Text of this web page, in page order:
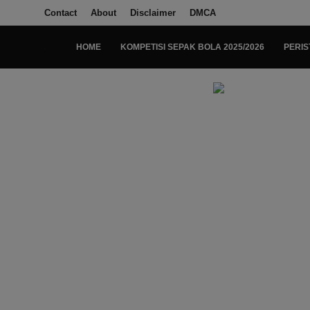
Contact About Disclaimer DMCA
HOME KOMPETISI SEPAK BOLA 2025/2026